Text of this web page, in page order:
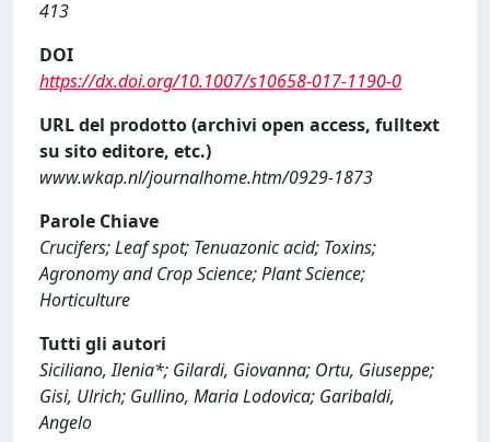
413
DOI
https://dx.doi.org/10.1007/s10658-017-1190-0
URL del prodotto (archivi open access, fulltext
su sito editore, etc.)
www.wkap.nl/journalhome.htm/0929-1873
Parole Chiave
Crucifers; Leaf spot; Tenuazonic acid; Toxins;
Agronomy and Crop Science; Plant Science;
Horticulture
Tutti gli autori
Siciliano, Ilenia*; Gilardi, Giovanna; Ortu, Giuseppe;
Gisi, Ulrich; Gullino, Maria Lodovica; Garibaldi,
Angelo